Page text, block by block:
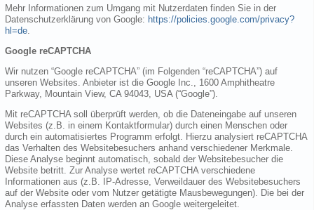
Mehr Informationen zum Umgang mit Nutzerdaten finden Sie in der
Datenschutzerklärung von Google: https://policies.google.com/privacy?
hl=de
Google reCAPTCHA
Wir nutzen “Google reCAPTCHA” (im Folgenden “reCAPTCHA”) auf
unseren Websites. Anbieter ist die Google Inc., 1600 Amphitheatre
Parkway, Mountain View, CA 94043, USA (“Google”).
Mit reCAPTCHA soll überprüft werden, ob die Dateneingabe auf unseren
Websites (z.B. in einem Kontaktformular) durch einen Menschen oder
durch ein automatisiertes Programm erfolgt. Hierzu analysiert reCAPTCHA
das Verhalten des Websitebesuchers anhand verschiedener Merkmale.
Diese Analyse beginnt automatisch, sobald der Websitebesucher die
Website betritt. Zur Analyse wertet reCAPTCHA verschiedene
Informationen aus (z.B. IP-Adresse, Verweildauer des Websitebesuchers
auf der Website oder vom Nutzer getätigte Mausbewegungen). Die bei der
Analyse erfassten Daten werden an Google weitergeleitet.